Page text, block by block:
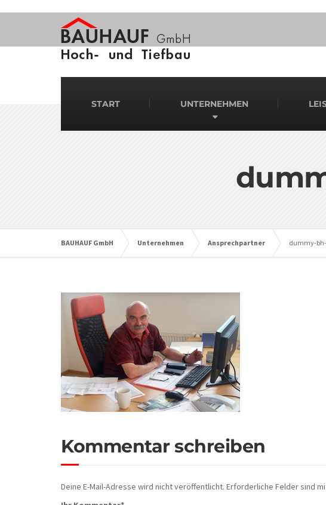
START UNTERNEHMEN
BAUHAUF GmbH Unternehmen Ansprechpartner dummy-
Kommentar schreiben
Deine E-Mail-Adresse wird nicht veröffentlicht. Erforderliche Felder sind